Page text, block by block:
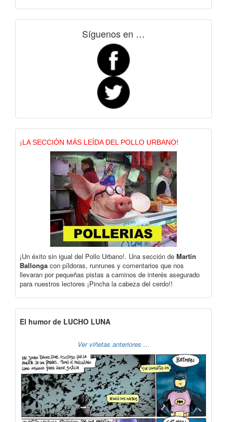
Síguenos en …
¡LA SECCIÓN MÁS LEÍDA DEL POLLO URBANO!
¡Un éxito sin igual del Pollo Urbano!. Una sección de Martín
Ballonga con píldoras, runrunes y comentarios que nos
llevaran por pequeñas pistas a caminos de interés asegurado
para nuestros lectores ¡Pincha la cabeza del cerdo!!
El humor de LUCHO LUNA
Ver viñetas anteriores …